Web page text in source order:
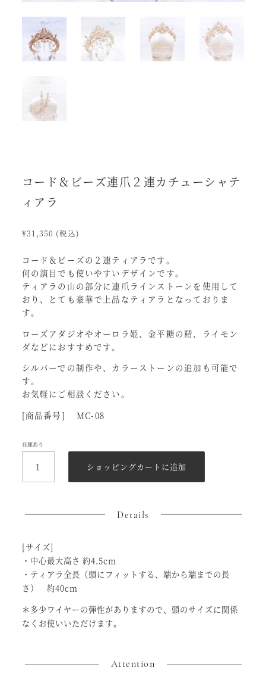
コード＆ビーズ連爪２連カチューシャテ
ィアラ
¥31,350 (税込)
コード＆ビーズの２連ティアラです。
何の演目でも使いやすいデザインです。
ティアラの山の部分に連爪ラインストーンを使用して
おり、とても豪華で上品なティアラとなっておりま
す。
ローズアダジオやオーロラ姫、金平糖の精、ライモン
ダなどにおすすめです。
シルバーでの制作や、カラーストーンの追加も可能で
す。
お気軽にご相談ください。
[商品番号] MC-08
在庫あり
ズ
２
チ
ュ
シ
ャ
テ
ショッピングカートに追加
Details
[サイズ]
・中心最大高さ 約4.5cm
・ティアラ全長（頭にフィットする、端から端までの長
さ） 約40cm
＊多少ワイヤーの弾性がありますので、頭のサイズに関係
なくお使いいただけます。
Attention